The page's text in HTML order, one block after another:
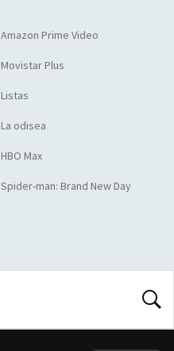
Amazon Prime Video
Movistar Plus
Listas
La odisea
HBO Max
Spider-man: Brand New Day